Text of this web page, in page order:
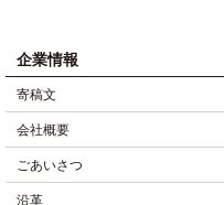
企業情報
寄稿文
会社概要
ごあいさつ
沿革